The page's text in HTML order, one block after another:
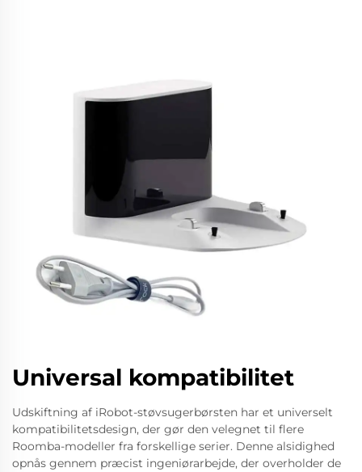
Universal kompatibilitet
Udskiftning af iRobot-støvsugerbørsten har et universelt
kompatibilitetsdesign, der gør den velegnet til flere
Roomba-modeller fra forskellige serier. Denne alsidighed
opnås gennem præcist ingeniørarbejde, der overholder de